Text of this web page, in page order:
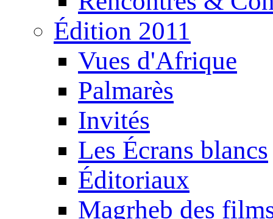
Édition 2011
Vues d'Afrique
Palmarès
Invités
Les Écrans blancs
Éditoriaux
Magrheb des